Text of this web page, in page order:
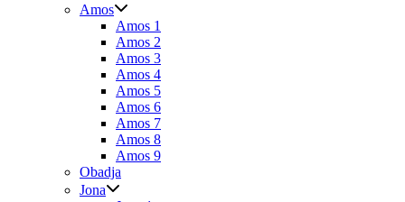
Amos
Amos 1
Amos 2
Amos 3
Amos 4
Amos 5
Amos 6
Amos 7
Amos 8
Amos 9
Obadja
Jona